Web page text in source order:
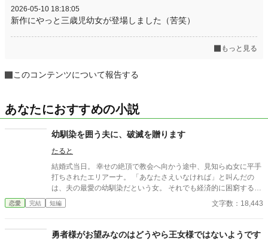
2026-05-10 18:18:05
新作にやっと三歳児幼女が登場しました（苦笑）
もっと見る
このコンテンツについて報告する
あなたにおすすめの小説
幼馴染を囲う夫に、破滅を贈ります
たると
結婚式当日。 幸せの絶頂で教会へ向かう途中、見知らぬ女に平手
打ちされたエリアーナ。 「あなたさえいなければ」と叫んだの
は、夫の最愛の幼馴染だという女。 それでも経済的に困窮する実
家を救うため、エリアーナは泣き寝入りするしかなかった。
恋愛 完結 短編 文字数：18,443
勇者様がお望みなのはどうやら王女様ではないようです